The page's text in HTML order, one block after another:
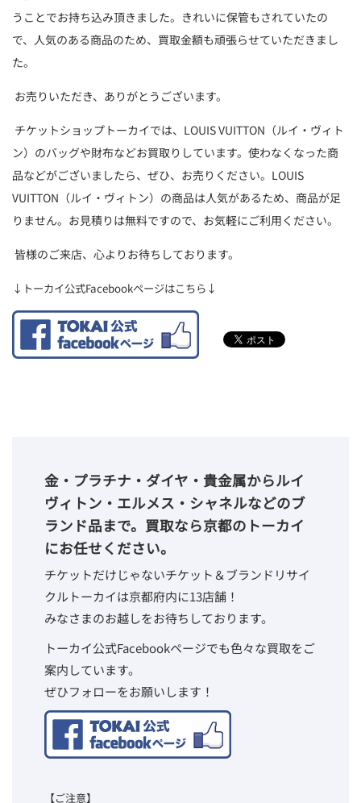
うことでお持ち込み頂きました。きれいに保管もされていたの
で、人気のある商品のため、買取金額も頑張らせていただきまし
た。
お売りいただき、ありがとうございます。
チケットショップトーカイでは、LOUIS VUITTON（ルイ・ヴィト
ン）のバッグや財布などお買取りしています。使わなくなった商
品などがございましたら、ぜひ、お売りください。LOUIS
VUITTON（ルイ・ヴィトン）の商品は人気があるため、商品が足
りません。お見積りは無料ですので、お気軽にご利用ください。
皆様のご来店、心よりお待ちしております。
↓トーカイ公式Facebookページはこちら↓
金・プラチナ・ダイヤ・貴金属からルイ
ヴィトン・エルメス・シャネルなどのブ
ランド品まで。買取なら京都のトーカイ
にお任せください。
チケットだけじゃないチケット＆ブランドリサイ
クルトーカイは京都府内に13店舗！
みなさまのお越しをお待ちしております。
トーカイ公式Facebookページでも色々な買取をご
案内しています。
ぜひフォローをお願いします！
【ご注意】